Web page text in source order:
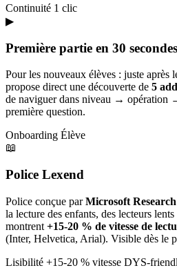
Continuité 1 clic
▶
Première partie en 30 secondes
Pour les nouveaux élèves : juste après
propose direct une découverte de 5
de naviguer dans niveau → opération
première question.
Onboarding Élève
📖
Police Lexend
Police conçue parMicrosoft Research
la lecture des enfants, des lecteurs
montrent +15-20 % de vitesse de
(Inter, Helvetica, Arial). Visible dès le
Lisibilité +15-20 % vitesse DYS-